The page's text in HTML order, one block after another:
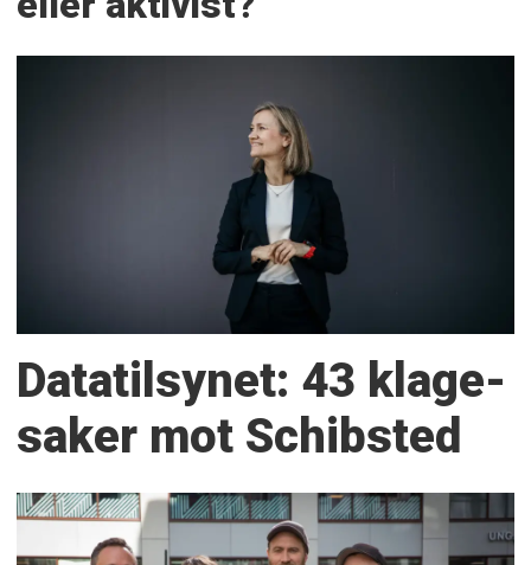
Datatilsynet: 43 klage­
saker mot Schibsted